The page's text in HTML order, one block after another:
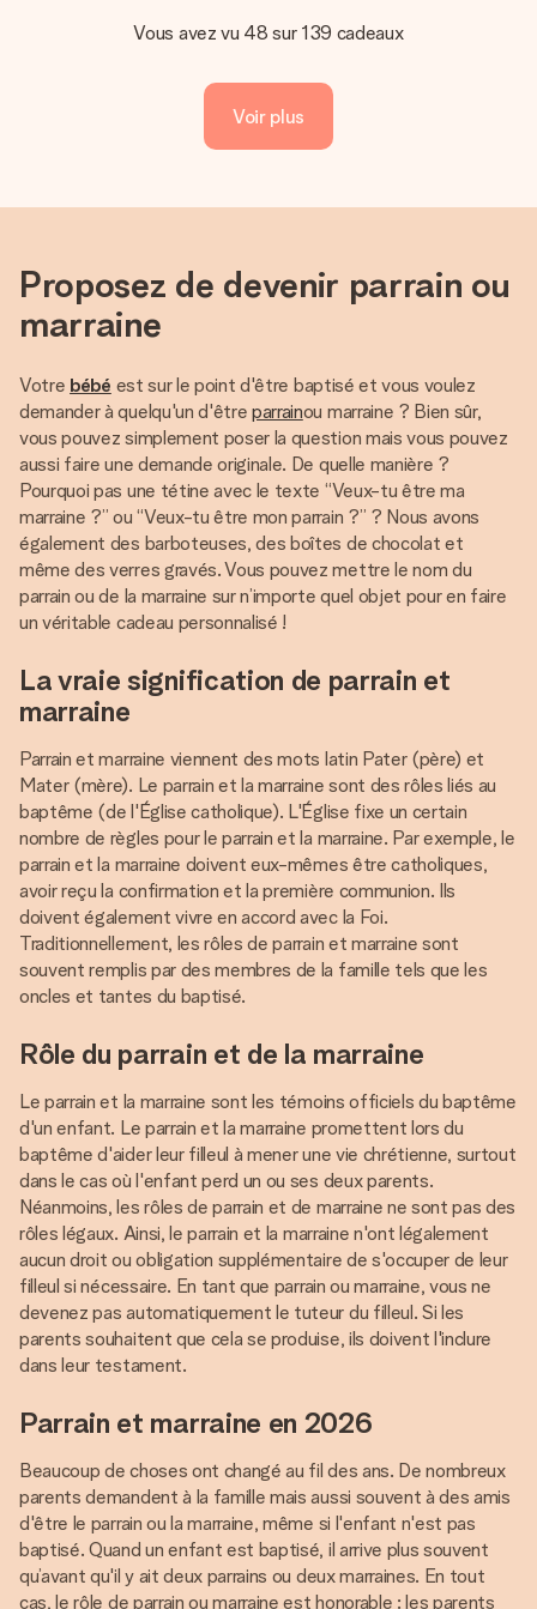
Vous avez vu 48 sur 139 cadeaux
Voir plus
Proposez de devenir parrain ou
marraine
Votre bébé est sur le point d'être baptisé et vous voulez
demander à quelqu'un d'êtreparrainou marraine ? Bien sûr,
vous pouvez simplement poser la question mais vous pouvez
aussi faire une demande originale. De quelle manière ?
Pourquoi pas une tétine avec le texte “Veux-tu être ma
marraine ?” ou “Veux-tu être mon parrain ?” ? Nous avons
également des barboteuses, des boîtes de chocolat et
même des verres gravés. Vous pouvez mettre le nom du
parrain ou de la marraine sur n’importe quel objet pour en faire
un véritable cadeau personnalisé !
La vraie signification de parrain et
marraine
Parrain et marraine viennent des mots latin Pater (père) et
Mater (mère). Le parrain et la marraine sont des rôles liés au
baptême (de l'Église catholique). L'Église fixe un certain
nombre de règles pour le parrain et la marraine. Par exemple, le
parrain et la marraine doivent eux-mêmes être catholiques,
avoir reçu la confirmation et la première communion. Ils
doivent également vivre en accord avec la Foi.
Traditionnellement, les rôles de parrain et marraine sont
souvent remplis par des membres de la famille tels que les
oncles et tantes du baptisé.
Rôle du parrain et de la marraine
Le parrain et la marraine sont les témoins officiels du baptême
d'un enfant. Le parrain et la marraine promettent lors du
baptême d'aider leur filleul à mener une vie chrétienne, surtout
dans le cas où l'enfant perd un ou ses deux parents.
Néanmoins, les rôles de parrain et de marraine ne sont pas des
rôles légaux. Ainsi, le parrain et la marraine n'ont légalement
aucun droit ou obligation supplémentaire de s'occuper de leur
filleul si nécessaire. En tant que parrain ou marraine, vous ne
devenez pas automatiquement le tuteur du filleul. Si les
parents souhaitent que cela se produise, ils doivent l'inclure
dans leur testament.
Parrain et marraine en 2026
Beaucoup de choses ont changé au fil des ans. De nombreux
parents demandent à la famille mais aussi souvent à des amis
d'être le parrain ou la marraine, même si l'enfant n'est pas
baptisé. Quand un enfant est baptisé, il arrive plus souvent
qu’avant qu'il y ait deux parrains ou deux marraines. En tout
cas, le rôle de parrain ou marraine est honorable : les parents